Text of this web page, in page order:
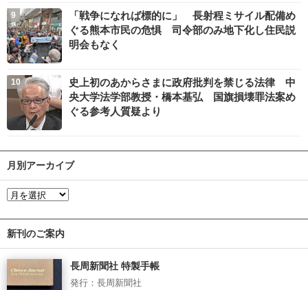
「戦争になれば標的に」 長射程ミサイル配備め
ぐる熊本市民の危惧 司令部のみ地下化し住民説
明会もなく
史上初のあからさまに政府批判を禁じる法律 中
央大学法学部教授・橋本基弘 国旗損壊罪法案め
ぐる参考人質疑より
月別アーカイブ
新刊のご案内
長周新聞社 特製手帳
発行：長周新聞社